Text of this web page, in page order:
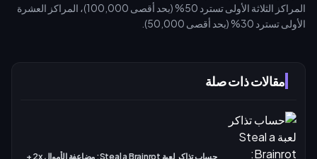
مقالات ذات صلة
حساب تذاكر لعبة Steal a Brainrot: مضاعفة الأموال 2x +
المراكز الثلاثة الأولى تسترد 50% (بحد أقصى 100,000)، المراكز العشرة
الأولى تسترد 30% (بحد أقصى 50,000).